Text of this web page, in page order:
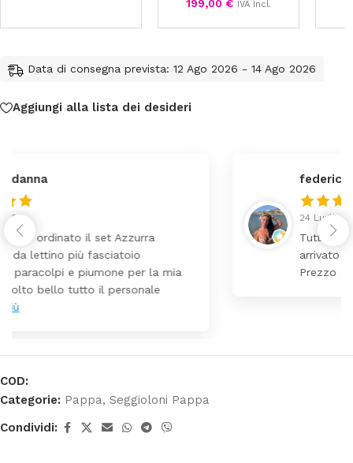
199,00 € IVA Incl.
Data di consegna prevista: 12 Ago 2026 - 14 Ago 2026
Aggiungi alla lista dei desideri
Tutti perfetto! Ho ordinato un lettino che é
arrivato ben imballato dopo pochi giorni.
Prezzo ottimi rispetto la concorrenza
COD:
Categorie: Pappa, Seggioloni Pappa
Condividi: